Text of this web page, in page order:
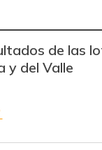
de las
y del Valle